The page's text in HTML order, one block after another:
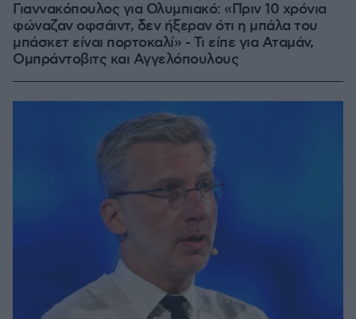
Γιαννακόπουλος για Ολυμπιακό: «Πριν 10 χρόνια
φώναζαν οφσάιντ, δεν ήξεραν ότι η μπάλα του
μπάσκετ είναι πορτοκαλί» - Τι είπε για Αταμάν,
Ομπράντοβιτς και Αγγελόπουλους